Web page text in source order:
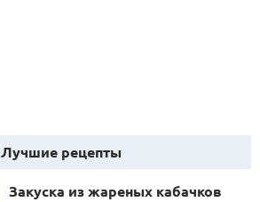
Лучшие рецепты
Закуска из жареных кабачков